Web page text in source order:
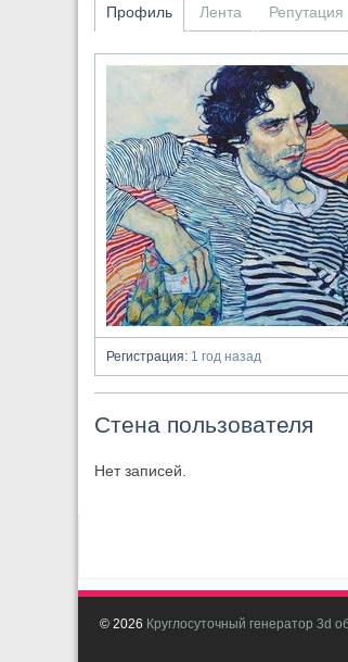
Профиль Лента Репутация
Регистрация: 1 год назад
Стена пользователя
Нет записей.
© 2026 Круглосуточный генератор 3d